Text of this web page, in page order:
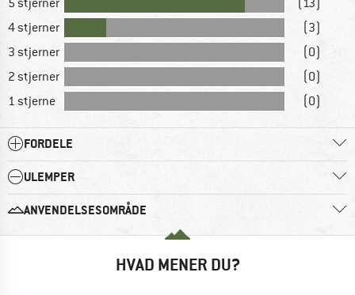
4 stjerner
(3)
3 stjerner
(0)
2 stjerner
(0)
1 stjerne
(0)
FORDELE
ULEMPER
ANVENDELSESOMRÅDE
HVAD MENER DU?